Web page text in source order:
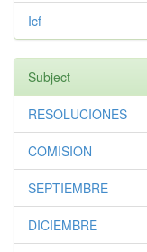
Icf
Subject
RESOLUCIONES
COMISION
SEPTIEMBRE
DICIEMBRE